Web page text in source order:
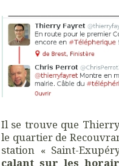
Il se trouve que
le quartier de
station « Saint-
calant sur les